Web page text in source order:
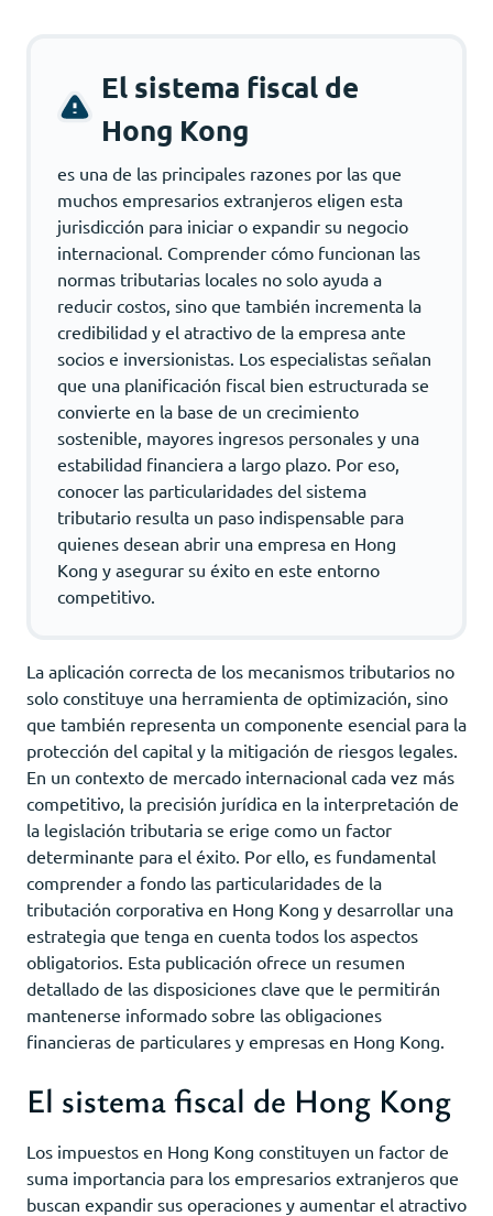
El sistema fiscal de
Hong Kong
es una de las principales razones por las que
muchos empresarios extranjeros eligen esta
jurisdicción para iniciar o expandir su negocio
internacional. Comprender cómo funcionan las
normas tributarias locales no solo ayuda a
reducir costos, sino que también incrementa la
credibilidad y el atractivo de la empresa ante
socios e inversionistas. Los especialistas señalan
que una planificación fiscal bien estructurada se
convierte en la base de un crecimiento
sostenible, mayores ingresos personales y una
estabilidad financiera a largo plazo. Por eso,
conocer las particularidades del sistema
tributario resulta un paso indispensable para
quienes desean abrir una empresa en Hong
Kong y asegurar su éxito en este entorno
competitivo.
La aplicación correcta de los mecanismos tributarios no
solo constituye una herramienta de optimización, sino
que también representa un componente esencial para la
protección del capital y la mitigación de riesgos legales.
En un contexto de mercado internacional cada vez más
competitivo, la precisión jurídica en la interpretación de
la legislación tributaria se erige como un factor
determinante para el éxito. Por ello, es fundamental
comprender a fondo las particularidades de la
tributación corporativa en Hong Kong y desarrollar una
estrategia que tenga en cuenta todos los aspectos
obligatorios. Esta publicación ofrece un resumen
detallado de las disposiciones clave que le permitirán
mantenerse informado sobre las obligaciones
financieras de particulares y empresas en Hong Kong.
El sistema fiscal de Hong Kong
Los impuestos en Hong Kong constituyen un factor de
suma importancia para los empresarios extranjeros que
buscan expandir sus operaciones y aumentar el atractivo